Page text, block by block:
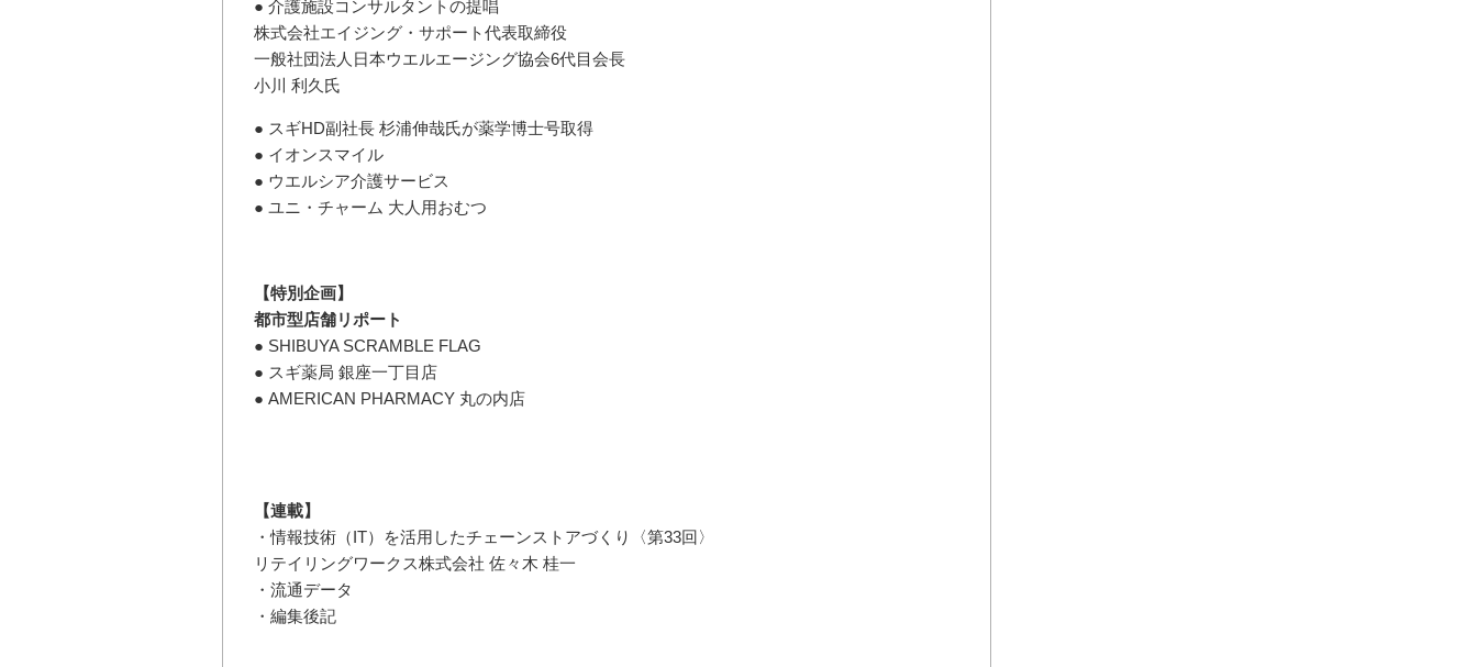
● 介護施設コンサルタントの提唱
株式会社エイジング・サポート代表取締役
一般社団法人日本ウエルエージング協会6代目会長
小川 利久氏
● スギHD副社長 杉浦伸哉氏が薬学博士号取得
● イオンスマイル
● ウエルシア介護サービス
● ユニ・チャーム 大人用おむつ
【特別企画】
都市型店舗リポート
● SHIBUYA SCRAMBLE FLAG
● スギ薬局 銀座一丁目店
● AMERICAN PHARMACY 丸の内店
【連載】
・情報技術（IT）を活用したチェーンストアづくり〈第33回〉
リテイリングワークス株式会社 佐々木 桂一
・流通データ
・編集後記